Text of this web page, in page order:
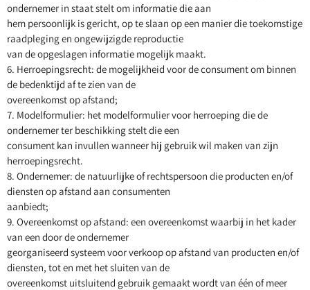
ondernemer in staat stelt om informatie die aan
hem persoonlijk is gericht, op te slaan op een manier die toekomstige
raadpleging en ongewijzigde reproductie
van de opgeslagen informatie mogelijk maakt.
6. Herroepingsrecht: de mogelijkheid voor de consument om binnen
de bedenktijd af te zien van de
overeenkomst op afstand;
7. Modelformulier: het modelformulier voor herroeping die de
ondernemer ter beschikking stelt die een
consument kan invullen wanneer hij gebruik wil maken van zijn
herroepingsrecht.
8. Ondernemer: de natuurlijke of rechtspersoon die producten en/of
diensten op afstand aan consumenten
aanbiedt;
9. Overeenkomst op afstand: een overeenkomst waarbij in het kader
van een door de ondernemer
georganiseerd systeem voor verkoop op afstand van producten en/of
diensten, tot en met het sluiten van de
overeenkomst uitsluitend gebruik gemaakt wordt van één of meer